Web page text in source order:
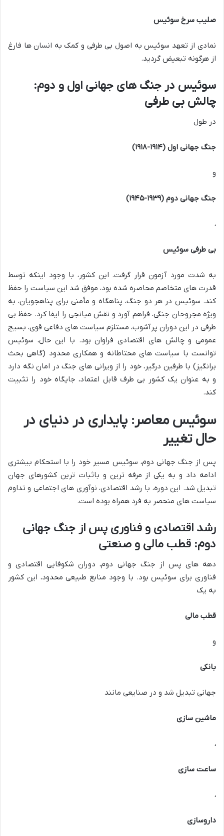
صلیب سرخ سوئیس
نمادی از تعهد سوئیس به اصول بی طرفی و کمک به انسان ها فارغ
از هرگونه تبعیض گردید.
سوئیس در جنگ های جهانی اول و دوم:
چالش بی طرفی
در طول
جنگ جهانی اول (۱۹۱۴-۱۹۱۸)
و
جنگ جهانی دوم (۱۹۳۹-۱۹۴۵)
،
بی طرفی سوئیس
به شدت مورد آزمون قرار گرفت. این کشور، با وجود اینکه توسط
قدرت های متخاصم محاصره شده بود، موفق شد این سیاست را حفظ
کند. سوئیس در هر دو جنگ، پناهگاه و مأمنی برای پناهجویان، به
ویژه مجروحان جنگی، فراهم آورد و نقش میانجی را ایفا کرد. حفظ بی
طرفی در این دوران پرآشوب، مستلزم سیاست های دفاعی قوی، بسیج
عمومی و چالش های اقتصادی فراوان بود. با این حال، سوئیس
توانست با سیاست های محتاطانه و همکاری محدود (گاهی بحث
برانگیز) با طرفین درگیر، خود را از ویرانی های جنگ در امان نگه دارد
و به عنوان یک کشور بی طرف قابل اعتماد، جایگاه خود را تثبیت
کند.
سوئیس معاصر: پایداری در دنیای در
حال تغییر
پس از جنگ جهانی دوم، سوئیس مسیر خود را با استحکام بیشتری
ادامه داد و به یکی از مرفه ترین و باثبات ترین کشورهای جهان
تبدیل شد. این دوره، با رشد اقتصادی، نوآوری های اجتماعی و تداوم
سیاست های منحصر به فرد همراه بوده است.
رشد اقتصادی و فناوری پس از جنگ جهانی
دوم: قطب مالی و صنعتی
دهه های پس از جنگ جهانی دوم، دوران شکوفایی اقتصادی و
فناوری برای سوئیس بود. با وجود منابع طبیعی محدود، این کشور
به یک
قطب مالی
و
بانکی
جهانی تبدیل شد و در صنایعی مانند
ماشین سازی
،
ساعت سازی
،
داروسازی